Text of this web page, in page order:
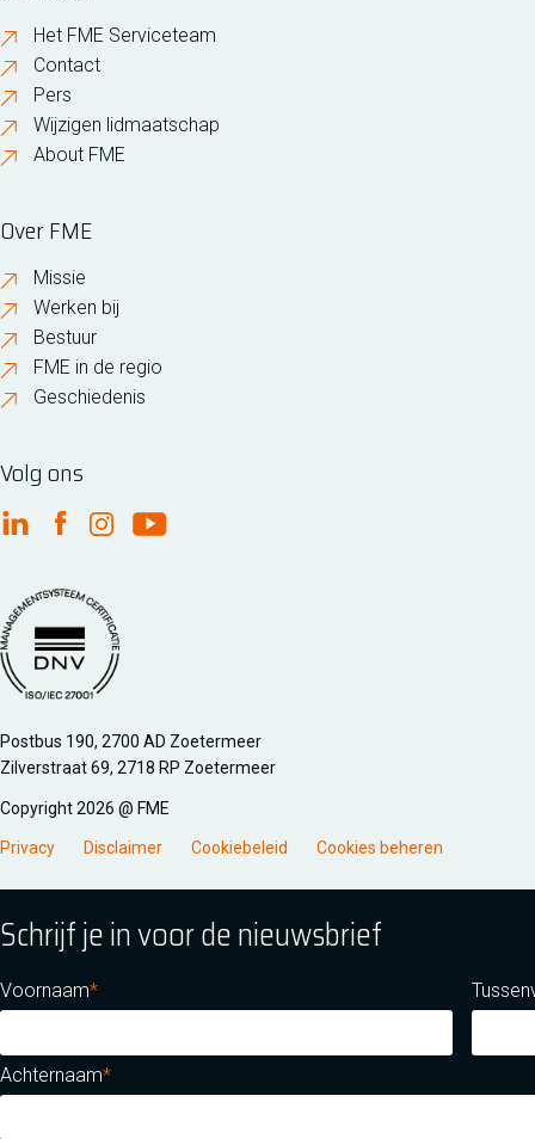
Het FME Serviceteam
Contact
Pers
Wijzigen lidmaatschap
About FME
Over FME
Missie
Werken bij
Bestuur
FME in de regio
Geschiedenis
Volg ons
FME Linkedin
FME Facebook
FME Instagram
FME Youtube
Managementsyteem certificatie DNV iso/iec 27001
Postbus 190, 2700 AD Zoetermeer
Zilverstraat 69, 2718 RP Zoetermeer
Copyright 2026 @ FME
Privacy Disclaimer Cookiebeleid Cookies beheren
Schrijf je in voor de nieuwsbrief
Voornaam
Achternaam